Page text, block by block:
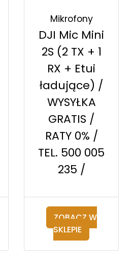
Mikrofony
DJI Mic Mini
2S (2 TX + 1
RX + Etui
ładujące) /
WYSYŁKA
GRATIS /
RATY 0% /
TEL. 500 005
235 /
ZOBACZ W
SKLEPIE